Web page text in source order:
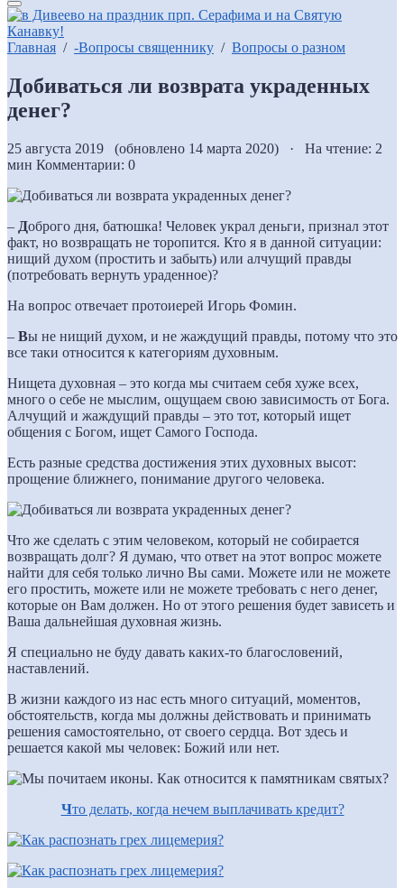
Главная / -Вопросы священнику / Вопросы о разном
Добиваться ли возврата украденных
денег?
25 августа 2019 (обновлено 14 марта 2020) · На чтение: 2
мин Комментарии: 0
– Доброго дня, батюшка! Человек украл деньги, признал этот
факт, но возвращать не торопится. Кто я в данной ситуации:
нищий духом (простить и забыть) или алчущий правды
(потребовать вернуть ураденное)?
На вопрос отвечает протоиерей Игорь Фомин.
– Вы не нищий духом, и не жаждущий правды, потому что это
все таки относится к категориям духовным.
Нищета духовная – это когда мы считаем себя хуже всех,
много о себе не мыслим, ощущаем свою зависимость от Бога.
Алчущий и жаждущий правды – это тот, который ищет
общения с Богом, ищет Самого Господа.
Есть разные средства достижения этих духовных высот:
прощение ближнего, понимание другого человека.
Что же сделать с этим человеком, который не собирается
возвращать долг? Я думаю, что ответ на этот вопрос можете
найти для себя только лично Вы сами. Можете или не можете
его простить, можете или не можете требовать с него денег,
которые он Вам должен. Но от этого решения будет зависеть и
Ваша дальнейшая духовная жизнь.
Я специально не буду давать каких-то благословений,
наставлений.
В жизни каждого из нас есть много ситуаций, моментов,
обстоятельств, когда мы должны действовать и принимать
решения самостоятельно, от своего сердца. Вот здесь и
решается какой мы человек: Божий или нет.
Что делать, когда нечем выплачивать кредит?